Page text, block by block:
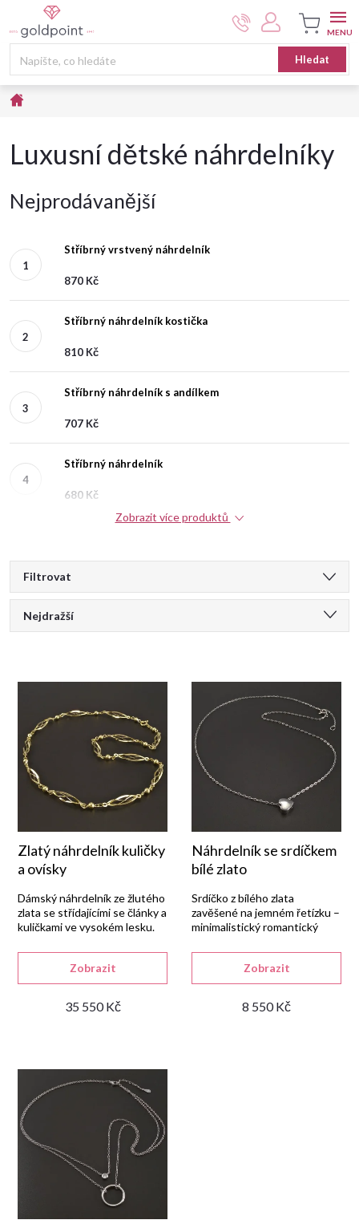
na
Hledat
Nákupní
košík
Luxusní dětské náhrdelníky
Nejprodávanější
Stříbrný vrstvený náhrdelník
870 Kč
Stříbrný náhrdelník kostička
810 Kč
Stříbrný náhrdelník s andílkem
707 Kč
Stříbrný náhrdelník
680 Kč
Zobrazit více produktů
Filtrovat
Ř
e
n
p
r
o
d
k
ů
Nejdražší
Nejlevnější
Nejprodávanější
Abecedně
V
ý
o
d
u
k
ů
Zlatý náhrdelník kuličky
a ovísky
35 550 Kč
Zobrazit
Dámský náhrdelník ze žlutého
zlata se střídajícími se články a
kuličkami ve vysokém lesku.
Náhrdelník se srdíčkem
bílé zlato
8 550 Kč
Zobrazit
Srdíčko z bílého zlata
zavěšené na jemném řetízku –
minimalistický romantický